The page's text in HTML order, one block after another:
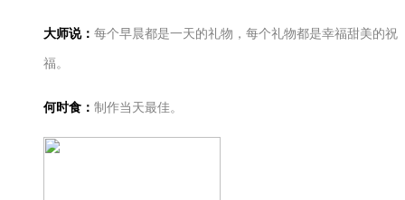
大师说： 每个早晨都是一天的礼物，每个礼物都是幸福甜美的祝
福。
何时食： 制作当天最佳。